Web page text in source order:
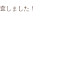
しました！